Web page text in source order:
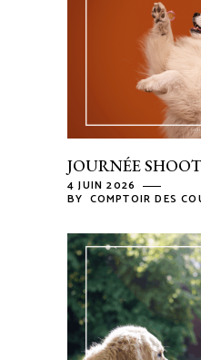
JOURNÉE
4 JUIN 2026
BY COMPTOIR DES